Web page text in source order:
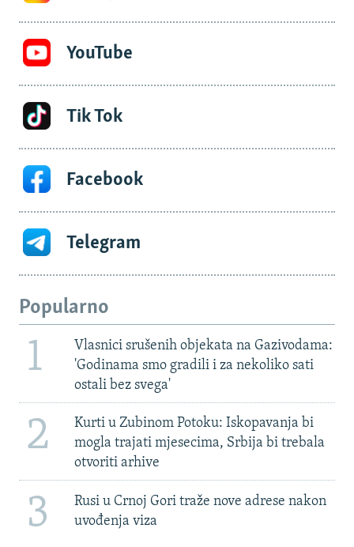
YouTube
Tik Tok
Facebook
Telegram
Popularno
1
Vlasnici srušenih objekata na Gazivodama:
'Godinama smo gradili i za nekoliko sati
ostali bez svega'
2
Kurti u Zubinom Potoku: Iskopavanja bi
mogla trajati mjesecima, Srbija bi trebala
otvoriti arhive
3
Rusi u Crnoj Gori traže nove adrese nakon
uvođenja viza